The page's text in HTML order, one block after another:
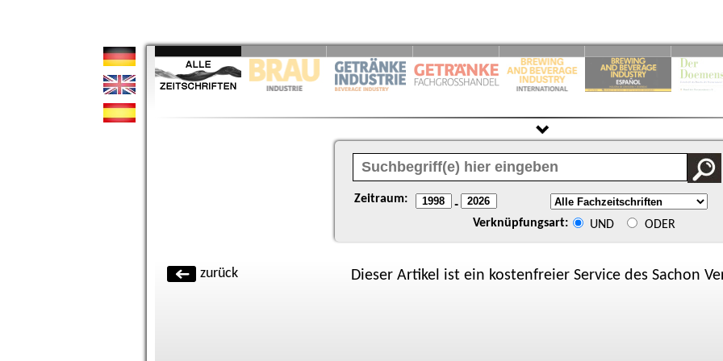
Zeitraum: -
Verknüpfungsart: UND ODER
zurück Dieser Artikel ist ein kostenfreier Service des Sachon